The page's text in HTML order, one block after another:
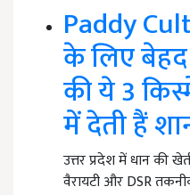
Paddy
के लिए
की ये 3
में देती हैं
उत्तर प्रदेश में धान की
वैरायटी और DSR